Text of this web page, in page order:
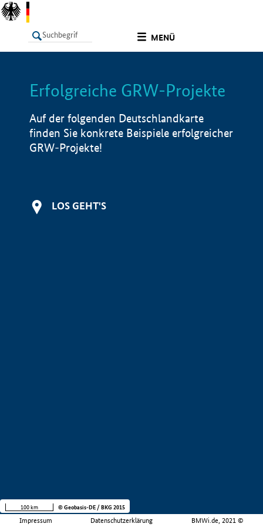
MENÜ
LISTE Info
Erfolgreiche GRW-Projekte
Auf der folgenden Deutschlandkarte
finden Sie konkrete Beispiele erfolgreicher
GRW-Projekte!
LOS GEHT'S
Impressum Datenschutzerklärung BMWi.de, 2021 ©
100 km © Geobasis-DE / BKG 2015